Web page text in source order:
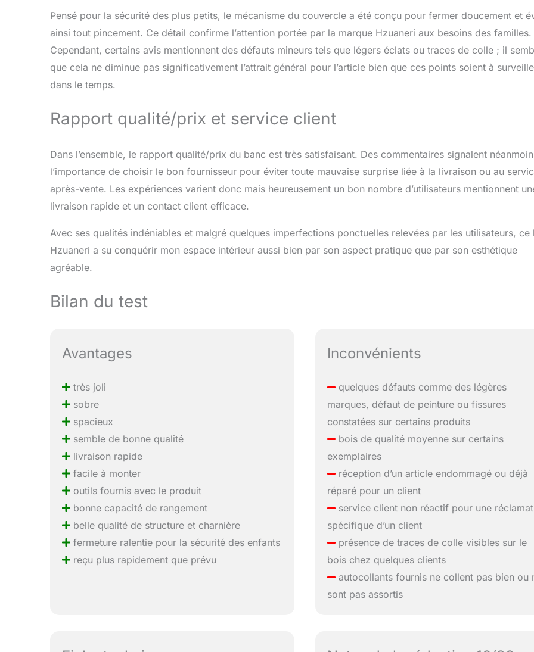
Pensé pour la sécurité des plus petits, le mécanisme du couvercle a été conçu pour fermer doucement et
ainsi tout pincement. Ce détail confirme l’attention portée par la marque Hzuaneri aux besoins des familles.
Cependant, certains avis mentionnent des défauts mineurs tels que légers éclats ou traces de colle ; il
que cela ne diminue pas significativement l’attrait général pour l’article bien que ces points soient à
dans le temps.
Rapport qualité/prix et service client
Dans l’ensemble, le rapport qualité/prix du banc est très satisfaisant. Des commentaires signalent
l’importance de choisir le bon fournisseur pour éviter toute mauvaise surprise liée à la livraison ou au
après-vente. Les expériences varient donc mais heureusement un bon nombre d’utilisateurs mentionnent
livraison rapide et un contact client efficace.
Avec ses qualités indéniables et malgré quelques imperfections ponctuelles relevées par les utilisateurs, ce
Hzuaneri a su conquérir mon espace intérieur aussi bien par son aspect pratique que par son esthétique
agréable.
Bilan du test
Avantages
très joli
sobre
spacieux
semble de bonne qualité
livraison rapide
facile à monter
outils fournis avec le produit
bonne capacité de rangement
belle qualité de structure et charnière
fermeture ralentie pour la sécurité des enfants
reçu plus rapidement que prévu
Inconvénients
quelques défauts comme des légères
marques, défaut de peinture ou fissures
constatées sur certains produits
bois de qualité moyenne sur certains
exemplaires
réception d’un article endommagé ou déjà
réparé pour un client
service client non réactif pour une
spécifique d’un client
présence de traces de colle visibles sur le
bois chez quelques clients
autocollants fournis ne collent pas bien ou
sont pas assortis